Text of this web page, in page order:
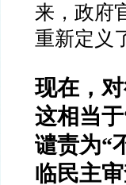
来，政府
重新定义
现在，
这相当于
谴责为“
临民主